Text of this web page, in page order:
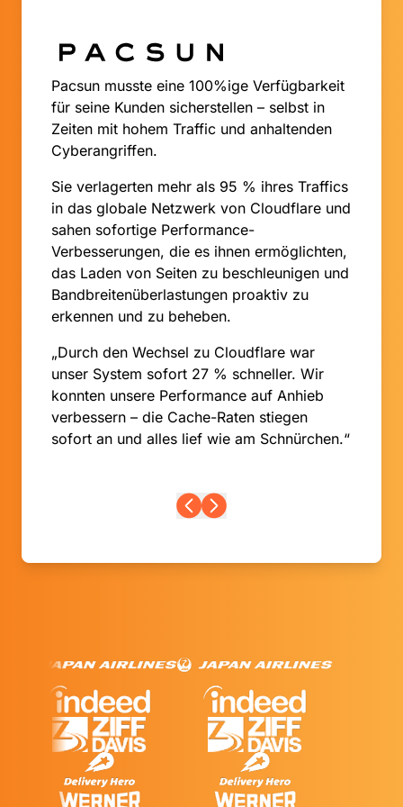
Pacsun musste eine 100%ige Verfügbarkeit
für seine Kunden sicherstellen – selbst in
Zeiten mit hohem Traffic und anhaltenden
Cyberangriffen.
Sie verlagerten mehr als 95 % ihres Traffics
in das globale Netzwerk von Cloudflare und
sahen sofortige Performance-
Verbesserungen, die es ihnen ermöglichten,
das Laden von Seiten zu beschleunigen und
Bandbreitenüberlastungen proaktiv zu
erkennen und zu beheben.
„Durch den Wechsel zu Cloudflare war
unser System sofort 27 % schneller. Wir
konnten unsere Performance auf Anhieb
verbessern – die Cache-Raten stiegen
sofort an und alles lief wie am Schnürchen.“